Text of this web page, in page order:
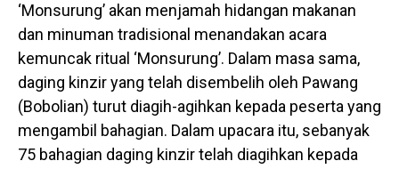
‘Monsurung’ akan menjamah hidangan makanan
dan minuman tradisional menandakan acara
kemuncak ritual ‘Monsurung’. Dalam masa sama,
daging kinzir yang telah disembelih oleh Pawang
(Bobolian) turut diagih-agihkan kepada peserta yang
mengambil bahagian. Dalam upacara itu, sebanyak
75 bahagian daging kinzir telah diagihkan kepada